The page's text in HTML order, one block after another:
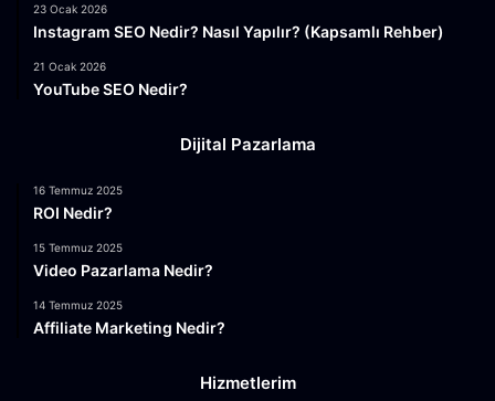
23 Ocak 2026
Instagram SEO Nedir? Nasıl Yapılır? (Kapsamlı Rehber)
21 Ocak 2026
YouTube SEO Nedir?
Dijital Pazarlama
16 Temmuz 2025
ROI Nedir?
15 Temmuz 2025
Video Pazarlama Nedir?
14 Temmuz 2025
Affiliate Marketing Nedir?
Hizmetlerim